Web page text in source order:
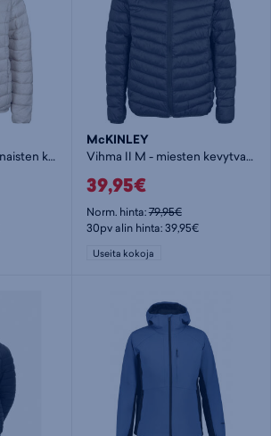
Vihma II W Jacket - naisten kevytvanutakki
McKINLEY
Vihma II M - miesten kevytvanutakki
39,95€
Norm. hinta:79,95€
30pv alin hinta: 39,95€
Useita kokoja